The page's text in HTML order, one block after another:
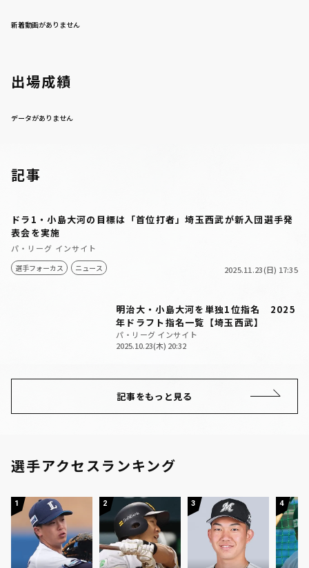
特定商取引法の表示 アルバイト募集（別ウィンドウで開く
新着動画がありません
出場成績
データがありません
記事
ドラ1・小島大河の目標は「首位打者」埼玉西武が新入団選手発
表会を実施
パ・リーグ インサイト
選手フォーカス ニュース 2025.11.23(日) 17:35
明治大・小島大河を単独1位指名 2025
年ドラフト指名一覧【埼玉西武】
パ・リーグ インサイト
2025.10.23(木) 20:32
記事をもっと見る
選手アクセスランキング
1 2 3 4